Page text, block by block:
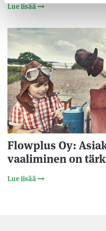
Lue lisää
Flowplus Oy:
vaaliminen on
Lue lisää